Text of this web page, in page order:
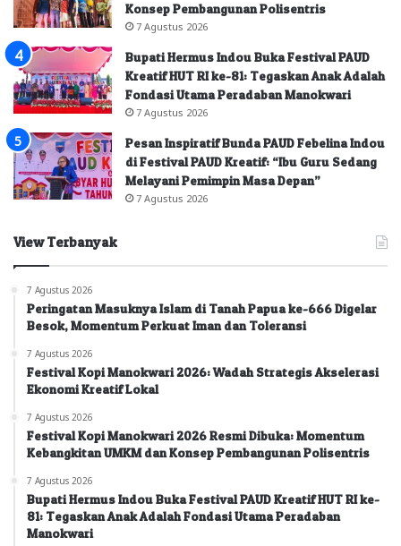
Konsep Pembangunan Polisentris
7 Agustus 2026
Bupati Hermus Indou Buka Festival PAUD
Kreatif HUT RI ke-81: Tegaskan Anak Adalah
Fondasi Utama Peradaban Manokwari
7 Agustus 2026
Pesan Inspiratif Bunda PAUD Febelina Indou
di Festival PAUD Kreatif: “Ibu Guru Sedang
Melayani Pemimpin Masa Depan”
7 Agustus 2026
View Terbanyak
7 Agustus 2026
Peringatan Masuknya Islam di Tanah Papua ke-666 Digelar
Besok, Momentum Perkuat Iman dan Toleransi
7 Agustus 2026
Festival Kopi Manokwari 2026: Wadah Strategis Akselerasi
Ekonomi Kreatif Lokal
7 Agustus 2026
Festival Kopi Manokwari 2026 Resmi Dibuka: Momentum
Kebangkitan UMKM dan Konsep Pembangunan Polisentris
7 Agustus 2026
Bupati Hermus Indou Buka Festival PAUD Kreatif HUT RI ke-
81: Tegaskan Anak Adalah Fondasi Utama Peradaban
Manokwari